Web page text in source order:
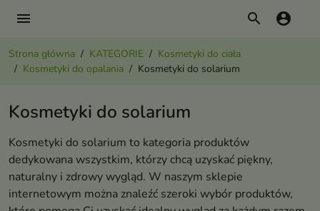
menu search account_circle
Strona główna KATEGORIE
Kosmetyki do ciała
Kosmetyki do opalania
Kosmetyki do solarium
Kosmetyki do solarium
Kosmetyki do solarium to kategoria produktów
dedykowana wszystkim, którzy chcą uzyskać piękny,
naturalny i zdrowy wygląd. W naszym sklepie
internetowym można znaleźć szeroki wybór produktów,